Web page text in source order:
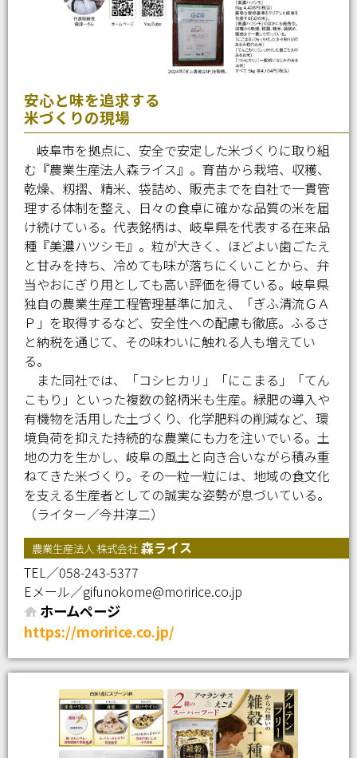
安心と味を追求する
米づくりの現場
岐阜市を拠点に、安全で安定した米づくりに取り組
む『農業生産法人森ライス』。育苗から栽培、収穫、
乾燥、籾摺、精米、袋詰め、販売までを自社で一貫管
理する体制を整え、日々の食卓に確かな品質の米を届
け続けている。代表銘柄は、岐阜県を代表する在来品
種『美濃ハツシモ』。粒が大きく、ほどよい歯ごたえ
と甘みを持ち、冷めても味が落ちにくいことから、弁
当やおにぎり用としても高い評価を得ている。岐阜県
独自の農業生産工程管理基準に加え、「ぎふ清流ＧＡ
Ｐ」を取得するなど、安全性への配慮も徹底。ふるさ
と納税を通じて、その味わいに触れる人も増えてい
る。
また同社では、「コシヒカリ」「にこまる」「てん
こもり」といった複数の銘柄米も生産。緑肥の導入や
有機物を活用した土づくり、化学肥料の削減など、環
境負荷を抑えた持続的な農業にも力を注いでいる。土
地の力を生かし、岐阜の風土と向き合いながら積み重
ねてきた米づくり。その一粒一粒には、地域の食文化
を支える生産者としての誠実な姿勢が息づいている。
（ライター／今井淳二）
農業生産法人 株式会社 森ライス
TEL／058-243-5377
Eメール／gifunokome@moririce.co.jp
ホームページ
https://moririce.co.jp/